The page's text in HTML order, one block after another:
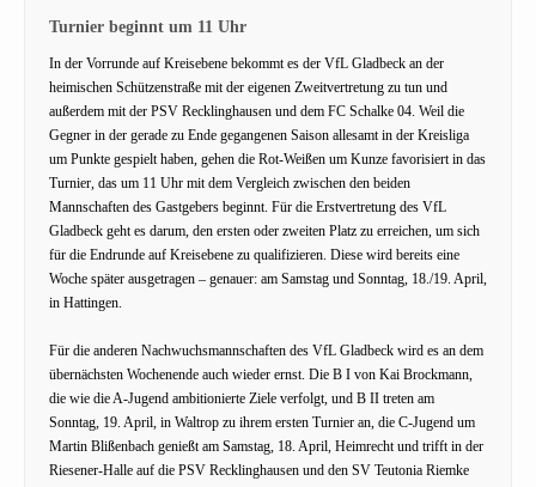
Turnier beginnt um 11 Uhr
In der Vorrunde auf Kreisebene bekommt es der VfL Gladbeck an der
heimischen Schützenstraße mit der eigenen Zweitvertretung zu tun und
außerdem mit der PSV Recklinghausen und dem FC Schalke 04. Weil die
Gegner in der gerade zu Ende gegangenen Saison allesamt in der Kreisliga
um Punkte gespielt haben, gehen die Rot-Weißen um Kunze favorisiert in das
Turnier, das um 11 Uhr mit dem Vergleich zwischen den beiden
Mannschaften des Gastgebers beginnt. Für die Erstvertretung des VfL
Gladbeck geht es darum, den ersten oder zweiten Platz zu erreichen, um sich
für die Endrunde auf Kreisebene zu qualifizieren. Diese wird bereits eine
Woche später ausgetragen – genauer: am Samstag und Sonntag, 18./19. April,
in Hattingen.
Für die anderen Nachwuchsmannschaften des VfL Gladbeck wird es an dem
übernächsten Wochenende auch wieder ernst. Die B I von Kai Brockmann,
die wie die A-Jugend ambitionierte Ziele verfolgt, und B II treten am
Sonntag, 19. April, in Waltrop zu ihrem ersten Turnier an, die C-Jugend um
Martin Blißenbach genießt am Samstag, 18. April, Heimrecht und trifft in der
Riesener-Halle auf die PSV Recklinghausen und den SV Teutonia Riemke